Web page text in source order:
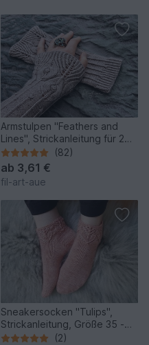
Armstulpen "Feathers and
Lines", Strickanleitung für 2
Größen
(82)
ab 3,61 €
fil-art-aue
Sneakersocken "Tulips",
Strickanleitung, Größe 35 -
42
(2)